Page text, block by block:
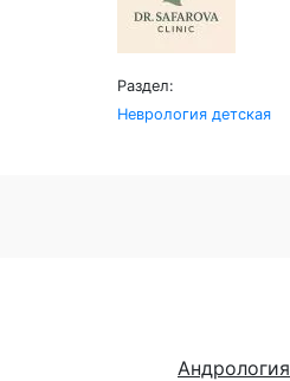
Раздел:
Неврология детская
Андрология